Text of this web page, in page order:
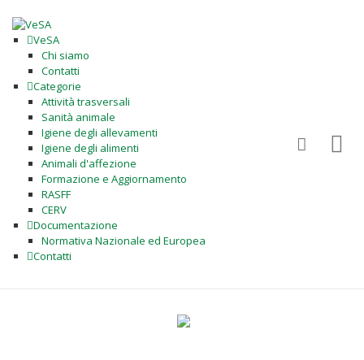
VeSA
Chi siamo
Contatti
Categorie
Attività trasversali
Sanità animale
Igiene degli allevamenti
Igiene degli alimenti
Animali d'affezione
Formazione e Aggiornamento
RASFF
CERV
Documentazione
Normativa Nazionale ed Europea
Contatti